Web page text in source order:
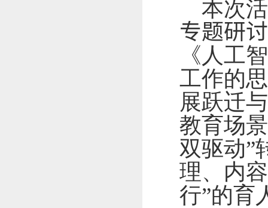
本次
专题研
《人工
工作的
展跃迁
教育场
双驱动”
理、内
行”的育